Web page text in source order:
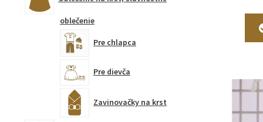
oblečenie
Pre chlapca
Pre dievča
Zavinovačky na krst